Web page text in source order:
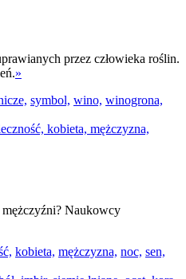
przez człowieka roślin.
»
symbol, wino, winogrona,
Naukowcy
kobieta, mężczyzna, noc, sen,